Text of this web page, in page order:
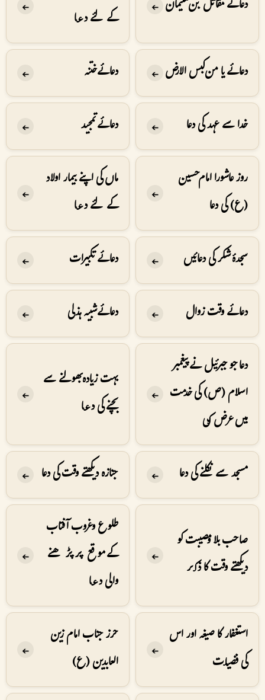
➔
کے لئے دعا
➔
دعائے یا من کبس الارض ➔ دعائے ختنہ ➔
خدا سے عہد کی دعا ➔ دعائے تمجید ➔
روز عاشورا امام حسین
(ع) کی دعا
➔
ماں کی اپنے بیمار اولاد
کے لئے دعا
➔
سجدۂ شکر کی دعائیں ➔ دعائے تکبیرات ➔
دعائے وقت زوال ➔ دعائے شبیہ ہذلی ➔
دعا جو جبرئیل نے پیغمبر
اسلام (ص) کی خدمت
میں عرض کی
➔
بہت زیادہ بھولنے سے
بچنے کی دعا
➔
مسجد سے نکلنے کی دعا ➔ جنازہ دیکھتے وقت کی دعا ➔
صاحب بلا ومصیبت کو
دیکھتے وقت کا ذکر
➔
طلوع وغروب آفتاب
کے موقع پر پڑھنے
والی دعا
➔
استغفار کا صیغہ اور اس
کی فضیلت
➔
حرز جناب امام زین
العابدین (ع)
➔